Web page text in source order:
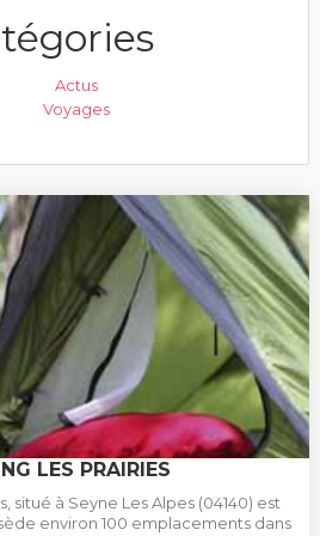
Actus
Voyages
LES PRAIRIES
situé à Seyne Les Alpes (04140) est
environ 100 emplacements dans